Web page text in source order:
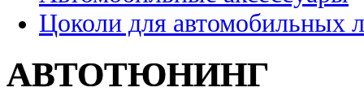
Цоколи для автомобильных
АВТОТЮНИНГ